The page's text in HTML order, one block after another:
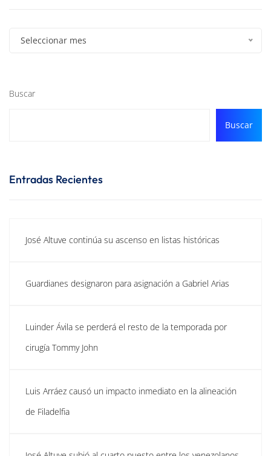
Seleccionar mes
Buscar
Buscar
Entradas Recientes
José Altuve continúa su ascenso en listas históricas
Guardianes designaron para asignación a Gabriel Arias
Luinder Ávila se perderá el resto de la temporada por
cirugía Tommy John
Luis Arráez causó un impacto inmediato en la alineación
de Filadelfia